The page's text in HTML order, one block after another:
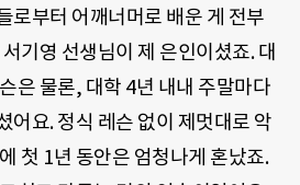
로부터 어깨너머로 배운 게 전부
기영 선생님이 제 은인이셨죠. 대
은 물론, 대학 4년 내내 주말마다
어요. 정식 레슨 없이 제멋대로 악
첫 1년 동안은 엄청나게 혼났죠.